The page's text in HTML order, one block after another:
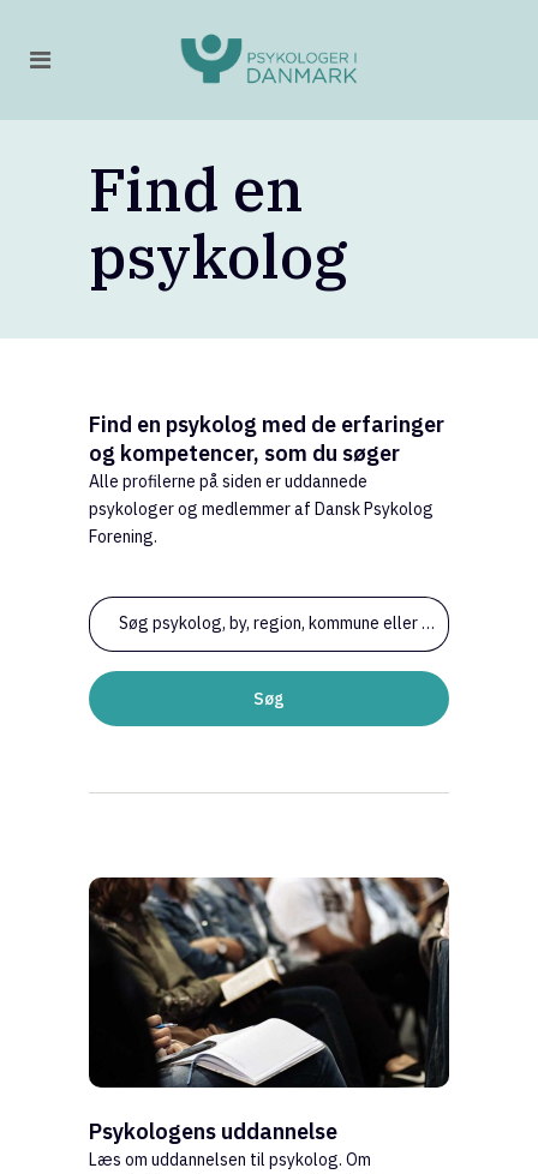
Find en
psykolog
Find en psykolog med de erfaringer
og kompetencer, som du søger
Alle profilerne på siden er uddannede
psykologer og medlemmer af Dansk Psykolog
Forening.
Søg psykolog, by, region, kommune eller erfaring
Søg
Psykologens uddannelse
Læs om uddannelsen til psykolog. Om